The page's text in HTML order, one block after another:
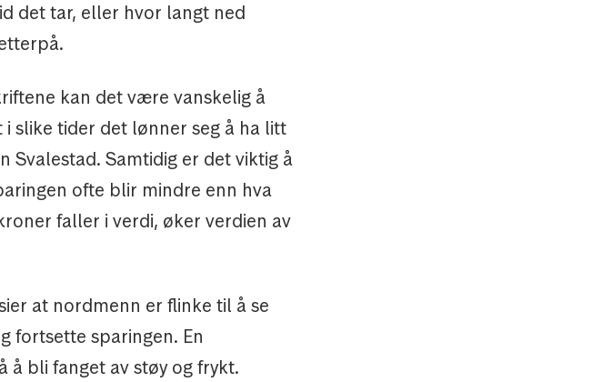
det tar, eller hvor langt ned
kan det være vanskelig å
slike tider det lønner seg å ha litt
Svalestad. Samtidig er det viktig å
ofte blir mindre enn hva
faller i verdi, øker verdien av
at nordmenn er flinke til å se
fortsette sparingen. En
å bli fanget av støy og frykt.